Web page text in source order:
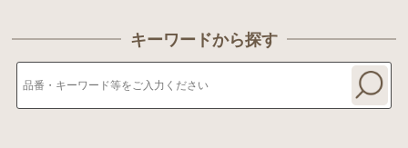
キーワードから探す